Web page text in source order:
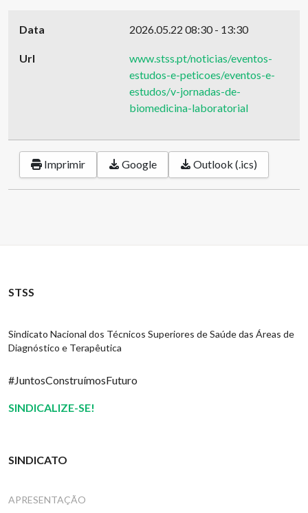
Data 2026.05.22 08:30 - 13:30
Url
www.stss.pt/noticias/eventos-
estudos-e-peticoes/eventos-e-
estudos/v-jornadas-de-
biomedicina-laboratorial
Imprimir Google Outlook (.ics)
STSS
Sindicato Nacional dos Técnicos Superiores de Saúde das Áreas de
Diagnóstico e Terapêutica
#JuntosConstruímosFuturo
SINDICALIZE-SE!
SINDICATO
APRESENTAÇÃO